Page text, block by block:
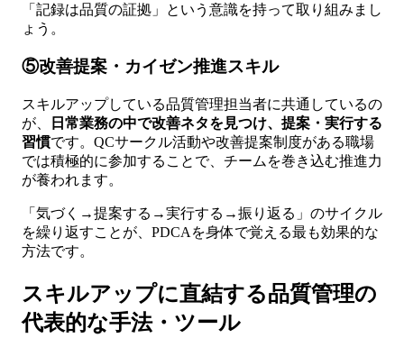
「記録は品質の証拠」という意識を持って取り組みまし
ょう。
⑤改善提案・カイゼン推進スキル
スキルアップしている品質管理担当者に共通しているの
が、
日常業務の中で改善ネタを見つけ、提案・実行する
習慣です。QCサークル活動や改善提案制度がある職場
では積極的に参加することで、チームを巻き込む推進力
が養われます。
「気づく→提案する→実行する→振り返る」のサイクル
を繰り返すことが、PDCAを身体で覚える最も効果的な
方法です。
スキルアップに直結する品質管理の
代表的な手法・ツール